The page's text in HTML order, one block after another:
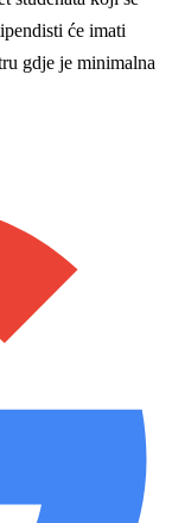
će imati
gdje je minimalna
u Veležu:
otišao u
Armin
dominirao, ali